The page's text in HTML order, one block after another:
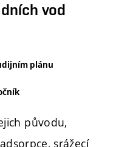
vod
plánu
původu,
srážecí